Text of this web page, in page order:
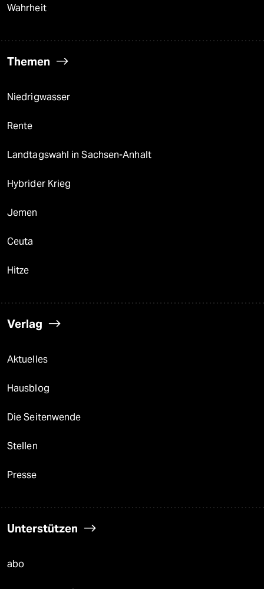
Wahrheit
Themen
Niedrigwasser
Rente
Landtagswahl in Sachsen-Anhalt
Hybrider Krieg
Jemen
Ceuta
Hitze
Verlag
Aktuelles
Hausblog
Die Seitenwende
Stellen
Presse
Unterstützen
abo